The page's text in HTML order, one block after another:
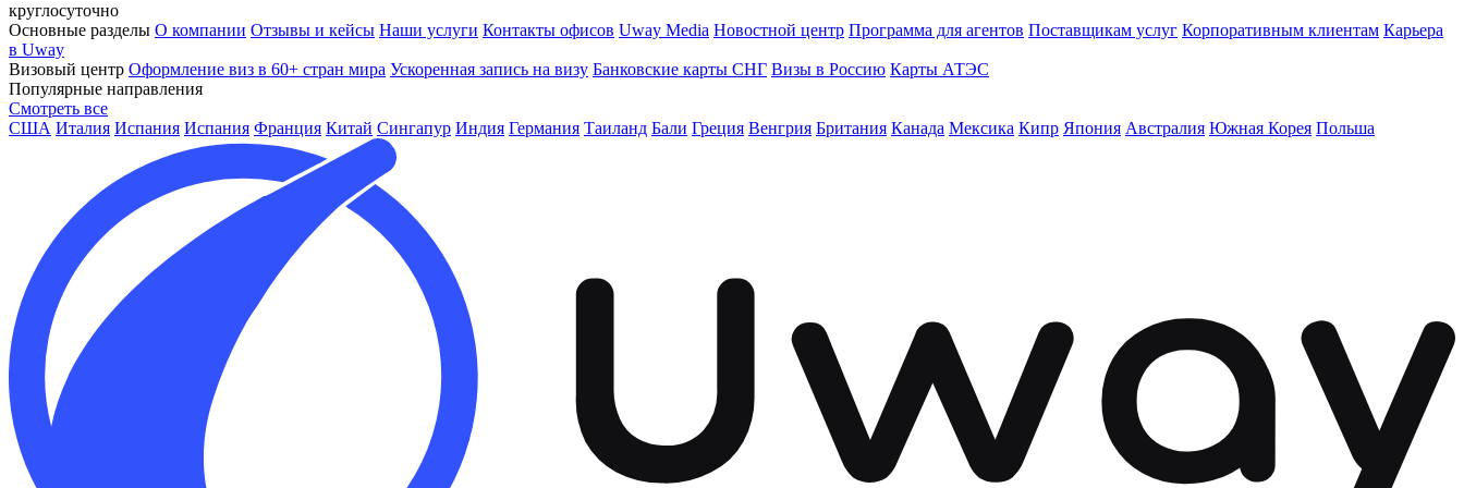
круглосуточно
Основные разделы О компании Отзывы и кейсы Наши услуги Контакты офисов Uway Media Новостной центр Программа для агентов Поставщикам услуг Корпоративным клиентам Карьера
в Uway
Визовый центр Оформление виз в 60+ стран мира Ускоренная запись на визу Банковские карты СНГ Визы в Россию Карты АТЭС
Популярные направления
Смотреть все
США Италия Испания Испания Франция Китай Сингапур Индия Германия Таиланд Бали Греция Венгрия Британия Канада Мексика Кипр Япония Австралия Южная Корея Польша